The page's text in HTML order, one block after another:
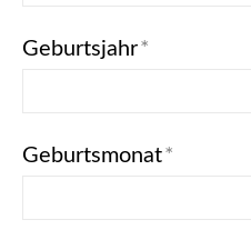
Geburtsjahr*
Geburtsmonat*